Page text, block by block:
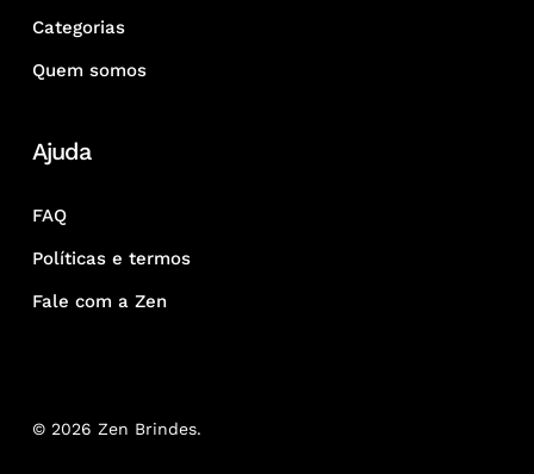
Categorias
Quem somos
Ajuda
FAQ
Políticas e termos
Fale com a Zen
© 2026 Zen Brindes.